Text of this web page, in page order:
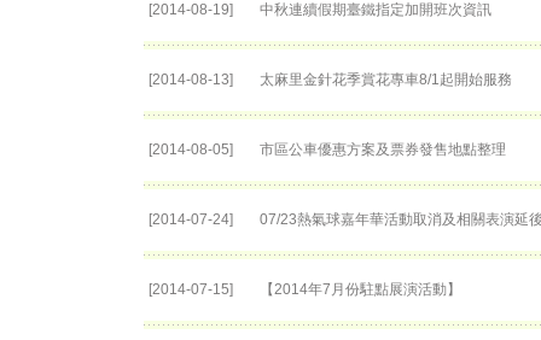
[2014-08-19] 中秋連續假期臺鐵指定加開班次資訊
[2014-08-13] 太麻里金針花季賞花專車8/1起開始服務
[2014-08-05] 市區公車優惠方案及票券發售地點整理
[2014-07-24] 07/23熱氣球嘉年華活動取消及相關表演延
[2014-07-15] 【2014年7月份駐點展演活動】